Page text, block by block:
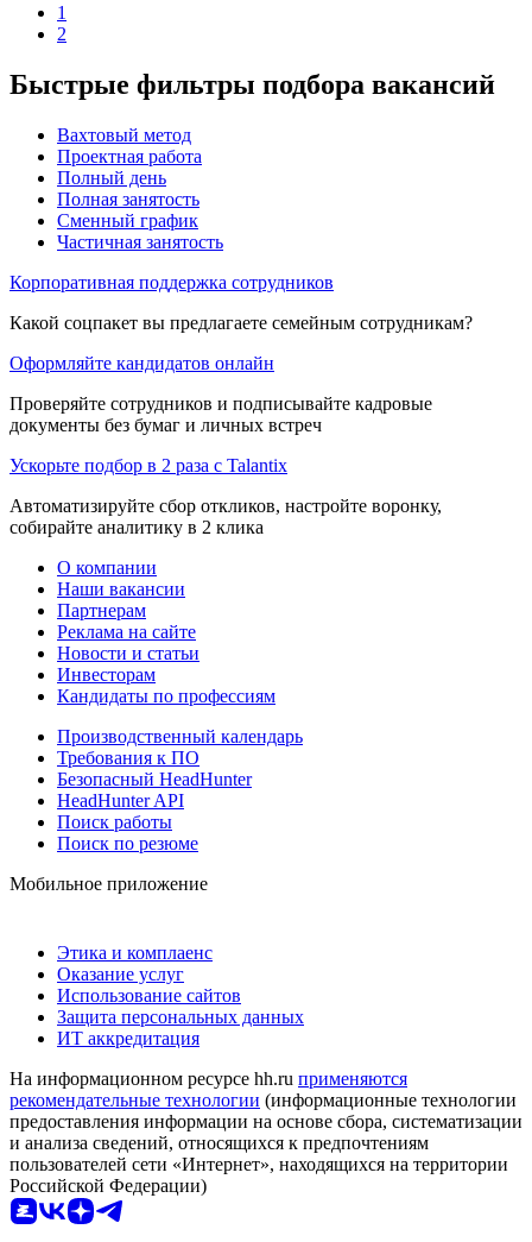
1
2
Быстрые фильтры подбора вакансий
Вахтовый метод
Проектная работа
Полный день
Полная занятость
Сменный график
Частичная занятость
Корпоративная поддержка сотрудников
Какой соцпакет вы предлагаете семейным сотрудникам?
Оформляйте кандидатов онлайн
Проверяйте сотрудников и подписывайте кадровые
документы без бумаг и личных встреч
Ускорьте подбор в 2 раза с Talantix
Автоматизируйте сбор откликов, настройте воронку,
собирайте аналитику в 2 клика
О компании
Наши вакансии
Партнерам
Реклама на сайте
Новости и статьи
Инвесторам
Кандидаты по профессиям
Производственный календарь
Требования к ПО
Безопасный HeadHunter
HeadHunter API
Поиск работы
Поиск по резюме
Мобильное приложение
Этика и комплаенс
Оказание услуг
Использование сайтов
Защита персональных данных
ИТ аккредитация
На информационном ресурсе hh.ru применяются
рекомендательные технологии (информационные технологии
предоставления информации на основе сбора, систематизации
и анализа сведений, относящихся к предпочтениям
пользователей сети «Интернет», находящихся на территории
Российской Федерации)